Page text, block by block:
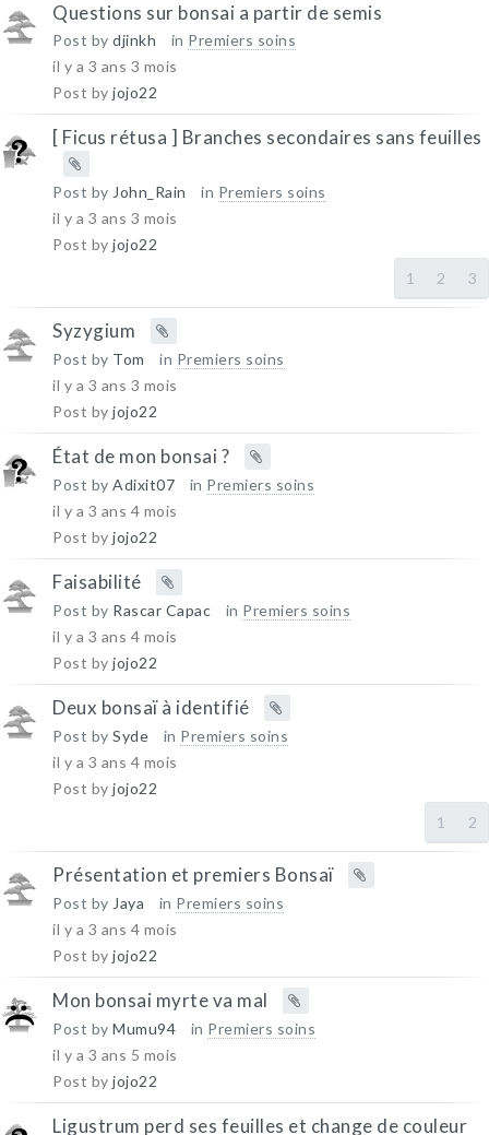
Questions sur bonsai a partir de semis
Post by djinkh in Premiers soins
il y a 3 ans 3 mois
Post by jojo22
[ Ficus rétusa ] Branches secondaires sans feuilles
Post by John_Rain in Premiers soins
il y a 3 ans 3 mois
Post by jojo22
1
2 3
Syzygium
Post by Tom in Premiers soins
il y a 3 ans 3 mois
Post by jojo22
État de mon bonsai ?
Post by Adixit07 in Premiers soins
il y a 3 ans 4 mois
Post by jojo22
Faisabilité
Post by Rascar Capac in Premiers soins
il y a 3 ans 4 mois
Post by jojo22
Deux bonsaï à identifié
Post by Syde in Premiers soins
il y a 3 ans 4 mois
Post by jojo22
1
2
Présentation et premiers Bonsaï
Post by Jaya in Premiers soins
il y a 3 ans 4 mois
Post by jojo22
Mon bonsai myrte va mal
Post by Mumu94 in Premiers soins
il y a 3 ans 5 mois
Post by jojo22
Ligustrum perd ses feuilles et change de couleur